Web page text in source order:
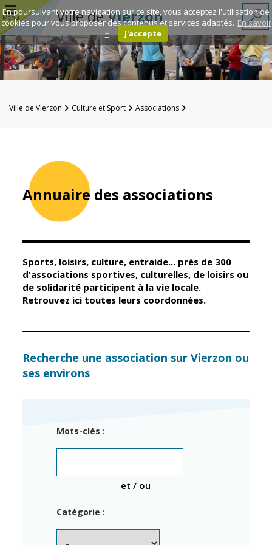
Menu Ville deVierzon
Annuaire des
associations
Espace
Famille
Contacts
Mairie
Élus
Municipal
Services de la
Ville
Cimetières
Titres
État civil
Enfance et
éducation
Guichet unique
enfance
Ville de Vierzon Culture et Sport Associations
Annuaire des associations
Sports, loisirs, culture, entraide... près de 300
d'associations sportives, culturelles, de loisirs ou
de solidarité participent à la vie locale.
Retrouvez ici toutes leurs coordonnées.
Recherche une association sur Vierzon ou
ses environs
Mots-clés :
et / ou
Catégorie :
En poursuivant votre navigation sur ce site, vous acceptez l'utilisation de
cookies pour vous proposer des contenus et services adaptés. En savoir
+
J'accepte